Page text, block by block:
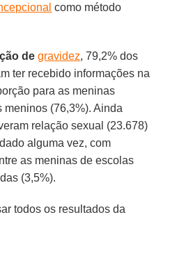
como método
degravidez, 79,2% dos
ter recebido informações na
para as meninas
meninos (76,3%). Ainda
relação sexual (23.678)
alguma vez, com
as meninas de escolas
(3,5%).
todos os resultados da